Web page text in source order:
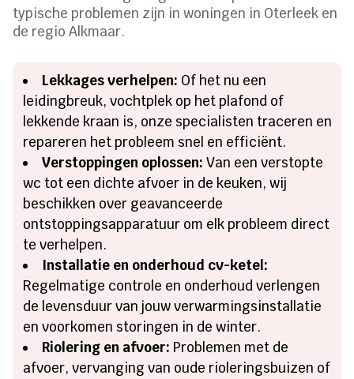
typische problemen zijn in woningen in Oterleek en
de regio Alkmaar.
Lekkages verhelpen: Of het nu een
leidingbreuk, vochtplek op het plafond of
lekkende kraan is, onze specialisten traceren en
repareren het probleem snel en efficiënt.
Verstoppingen oplossen: Van een verstopte
wc tot een dichte afvoer in de keuken, wij
beschikken over geavanceerde
ontstoppingsapparatuur om elk probleem direct
te verhelpen.
Installatie en onderhoud cv-ketel:
Regelmatige controle en onderhoud verlengen
de levensduur van jouw verwarmingsinstallatie
en voorkomen storingen in de winter.
Riolering en afvoer: Problemen met de
afvoer, vervanging van oude rioleringsbuizen of